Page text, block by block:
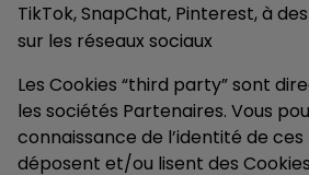
TikTok, SnapChat, Pinterest, à
sur les réseaux sociaux
Les Cookies “third party” sont
les sociétés Partenaires. Vous
connaissance de l’identité de
déposent et/ou lisent des